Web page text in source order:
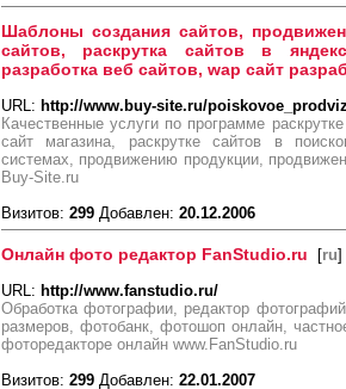
Шаблоны создания сайтов,
сайтов, раскрутка сайтов в
разработка веб сайтов, wap сайт
URL: http://www.buy-site.ru/
Качественные услуги по программе
сайт магазина, раскрутке сайтов в
системах, продвижению продукции,
Buy-Site.ru
Визитов: 299 Добавлен: 20.12.2006
Онлайн фото редактор FanStudio.ru [ru]
URL: http://www.fanstudio.ru/
Обработка фотографии, редактор
размеров, фотобанк, фотошоп онлайн,
фоторедакторе онлайн www.FanStudio.ru
Визитов: 299 Добавлен: 22.01.2007